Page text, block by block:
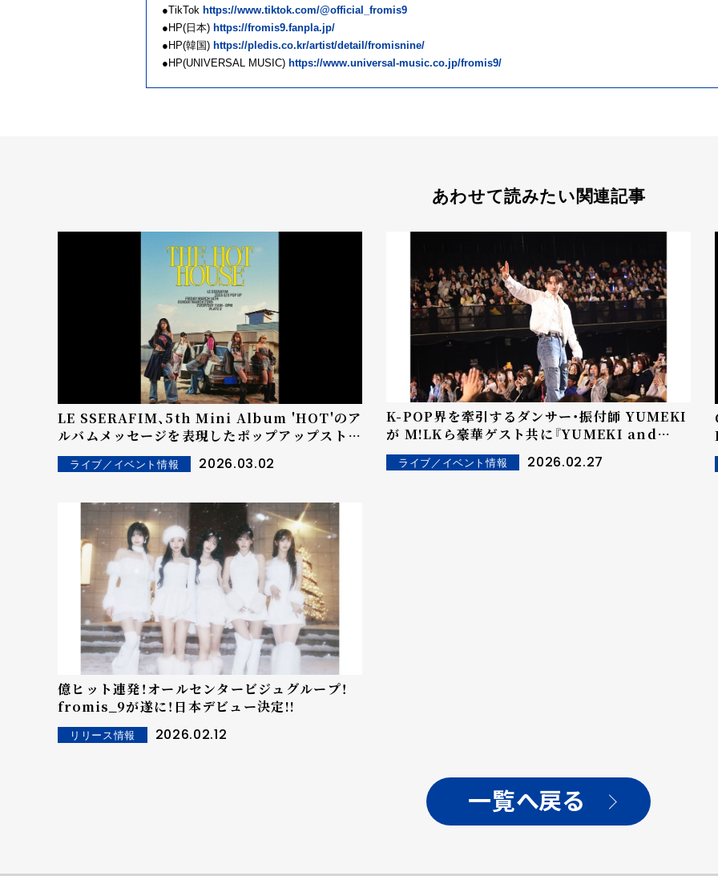
●TikTok https://www.tiktok.com/@official_fromis9
●HP(日本) https://fromis9.fanpla.jp/
●HP(韓国) https://pledis.co.kr/artist/detail/fromisnine/
●HP(UNIVERSAL MUSIC) https://www.universal-music.co.jp/fromis9/
あわせて読みたい関連記事
LE SSERAFIM、5th Mini Album 'HOT'のア
ルバムメッセージを表現したポップアップスト
アが『iF DESIGN AWARD 2026』を受賞！...合
計68の国や地域から出品された1万点以上の作品
ント会社の出品作で唯一の受賞！
ライブ／イベント情報 2026.03.02
K-POP界を牽引するダンサー・振付師 YUMEKI
が M!LKら豪華ゲスト共に『YUMEKI and
FRIENDS : )』開催！ "一夜限り"のスペシャル＆
秘蔵トークで大盛り上がり
ライブ／イベント情報 2026.02.27
億ヒット連発！オールセンタービジュグループ！
fromis_9が遂に！日本デビュー決定!!
リリース情報 2026.02.12
一覧へ戻る